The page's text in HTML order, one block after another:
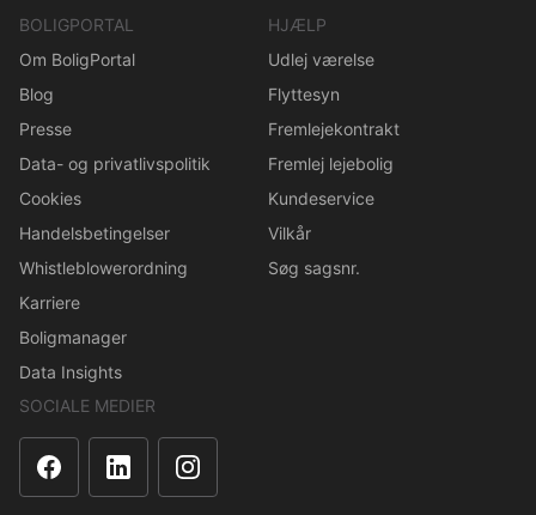
BOLIGPORTAL
Om BoligPortal
Blog
Presse
Data- og privatlivspolitik
Cookies
Handelsbetingelser
Whistleblowerordning
Karriere
Boligmanager
Data Insights
HJÆLP
Udlej værelse
Flyttesyn
Fremlejekontrakt
Fremlej lejebolig
Kundeservice
Vilkår
Søg sagsnr.
SOCIALE MEDIER